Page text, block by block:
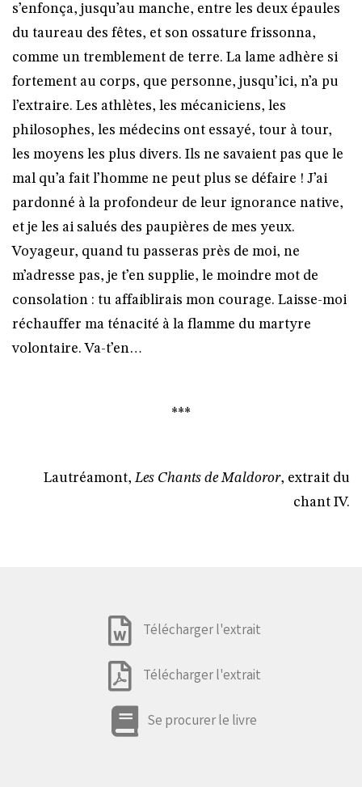
s’enfonça, jusqu’au manche, entre les deux épaules
du taureau des fêtes, et son ossature frissonna,
comme un tremblement de terre. La lame adhère si
fortement au corps, que personne, jusqu’ici, n’a pu
l’extraire. Les athlètes, les mécaniciens, les
philosophes, les médecins ont essayé, tour à tour,
les moyens les plus divers. Ils ne savaient pas que le
mal qu’a fait l’homme ne peut plus se défaire ! J’ai
pardonné à la profondeur de leur ignorance native,
et je les ai salués des paupières de mes yeux.
Voyageur, quand tu passeras près de moi, ne
m’adresse pas, je t’en supplie, le moindre mot de
consolation : tu affaiblirais mon courage. Laisse-moi
réchauffer ma ténacité à la flamme du martyre
volontaire. Va-t’en…
***
Lautréamont,Les Chants de Maldoror, extrait du
chant IV.
Télécharger l'extrait
Télécharger l'extrait
Se procurer le livre